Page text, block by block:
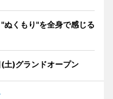
ぬくもり"を全身で感じる
)グランドオープン